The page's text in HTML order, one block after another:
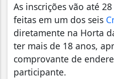
As inscrições vão até
feitas em um dos seis
diretamente na Horta
ter mais de 18 anos,
comprovante de
participante.